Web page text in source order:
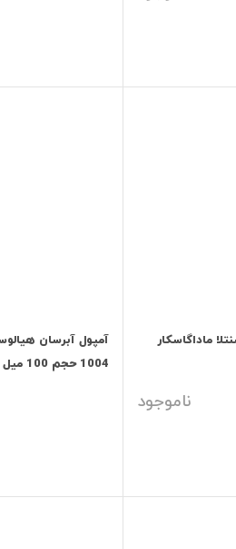
ماداگاسکار
ناموجود
آمپول آبرسان
1004 حجم 100 میل